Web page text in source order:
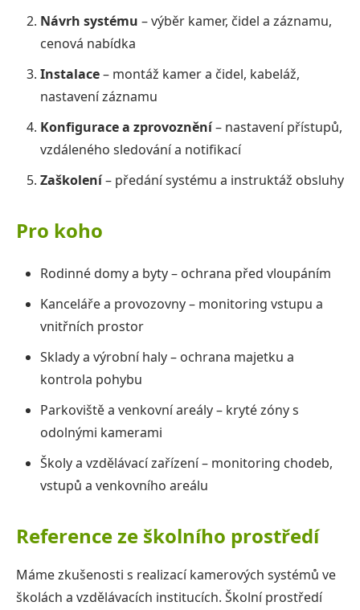
Návrh systému – výběr kamer, čidel a záznamu,
cenová nabídka
Instalace– montáž kamer a čidel, kabeláž,
nastavení záznamu
Konfigurace a zprovoznění– nastavení přístupů,
vzdáleného sledování a notifikací
Zaškolení– předání systému a instruktáž obsluhy
Pro koho
Rodinné domy a byty – ochrana před vloupáním
Kanceláře a provozovny – monitoring vstupu a
vnitřních prostor
Sklady a výrobní haly – ochrana majetku a
kontrola pohybu
Parkoviště a venkovní areály – kryté zóny s
odolnými kamerami
Školy a vzdělávací zařízení – monitoring chodeb,
vstupů a venkovního areálu
Reference ze školního prostředí
Máme zkušenosti s realizací kamerových systémů ve
školách a vzdělávacích institucích. Školní prostředí